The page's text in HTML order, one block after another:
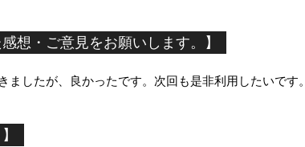
想・ご意見をお願いします。】
ましたが、良かったです。次回も是非利用したいです。